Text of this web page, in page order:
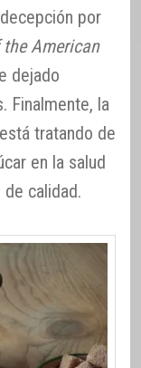
por
American
dejado
Finalmente, la
tratando de
en la salud
calidad.